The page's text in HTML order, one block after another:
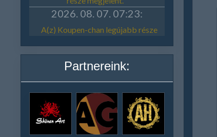
Partnereink: